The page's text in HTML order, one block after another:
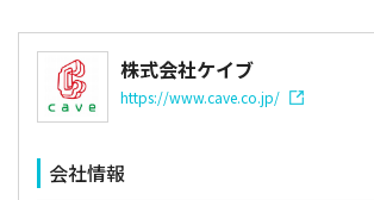
株式会社ケイブ
https://www.cave.co.jp/
会社情報